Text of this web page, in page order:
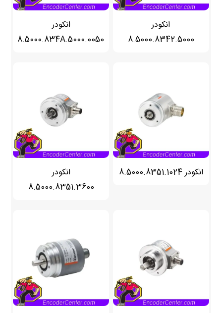
انکودر
8.5000.8342.5000
انکودر
8.5000.834A.5000.0050
انکودر 8.5000.8351.1024
انکودر
8.5000.8351.3600